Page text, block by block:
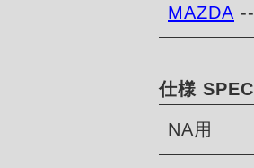
MAZDA --
仕様 SPEC
NA用